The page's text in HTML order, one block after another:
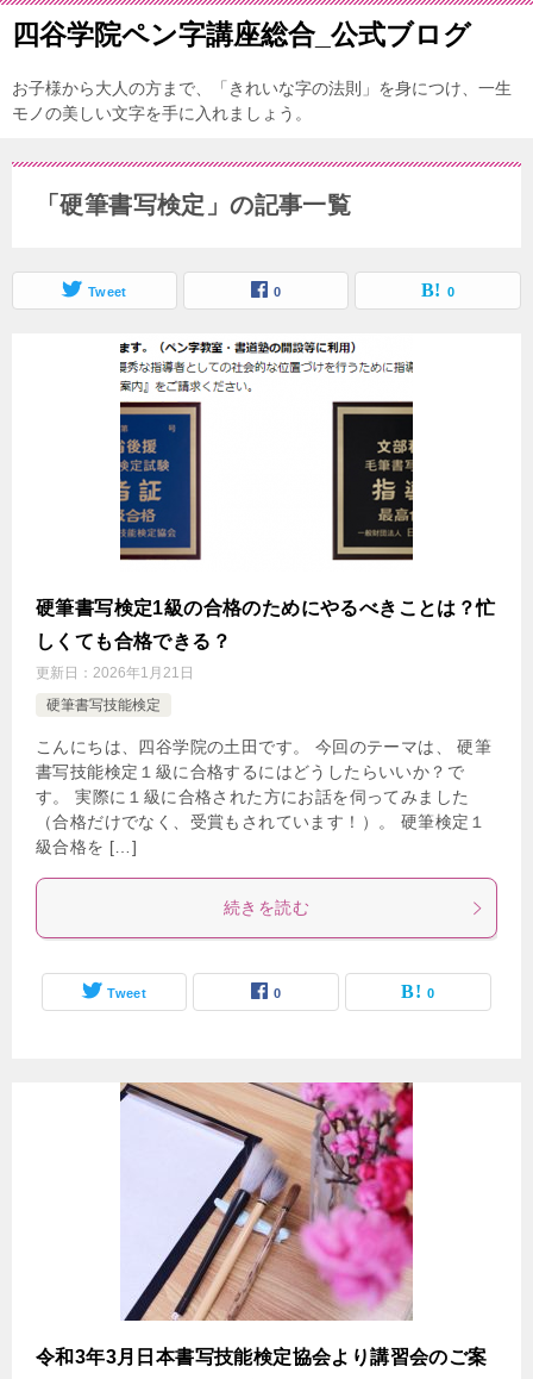
四谷学院ペン字講座総合_公式ブログ
お子様から大人の方まで、「きれいな字の法則」を身につけ、一生
モノの美しい文字を手に入れましょう。
「硬筆書写検定」の記事一覧
Tweet 0 0
硬筆書写検定1級の合格のためにやるべきことは？忙
しくても合格できる？
更新日： 2026年1月21日
硬筆書写技能検定
こんにちは、四谷学院の土田です。 今回のテーマは、 硬筆
書写技能検定１級に合格するにはどうしたらいいか？で
す。 実際に１級に合格された方にお話を伺ってみました
（合格だけでなく、受賞もされています！）。 硬筆検定１
級合格を […]
続きを読む
Tweet 0 0
令和3年3月日本書写技能検定協会より講習会のご案